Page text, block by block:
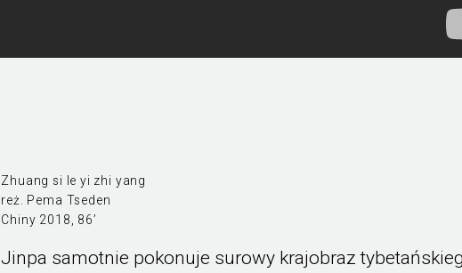
Zhuang si le yi zhi yang
reż. Pema Tseden
Chiny 2018, 86’
Jinpa samotnie pokonuje surowy krajobraz